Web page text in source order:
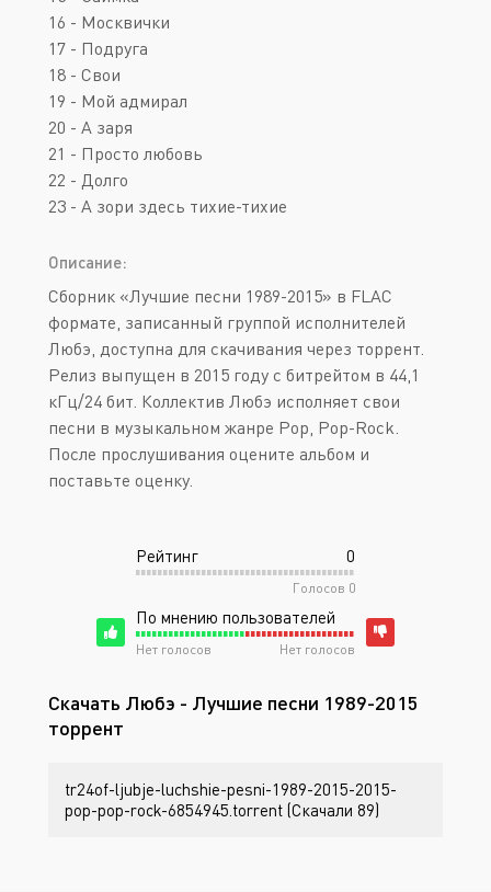
16 - Москвички
17 - Подруга
18 - Свои
19 - Мой адмирал
20 - А заря
21 - Просто любовь
22 - Долго
23 - А зори здесь тихие-тихие
Описание:
Сборник «Лучшие песни 1989-2015» в FLAC
формате, записанный группой исполнителей
Любэ, доступна для скачивания через торрент.
Релиз выпущен в 2015 году с битрейтом в 44,1
кГц/24 бит. Коллектив Любэ исполняет свои
песни в музыкальном жанре Pop, Pop-Rock.
После прослушивания оцените альбом и
поставьте оценку.
Рейтинг 0
Голосов 0
По мнению пользователей
Нет голосов Нет голосов
Скачать Любэ - Лучшие песни 1989-2015
торрент
tr24of-ljubje-luchshie-pesni-1989-2015-2015-
pop-pop-rock-6854945.torrent (Скачали 89)